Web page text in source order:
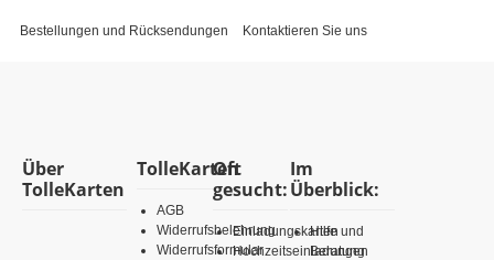
Bestellungen und Rücksendungen Kontaktieren Sie uns
Über
TolleKarten
TolleKarten
AGB
Widerrufsbelehrung
Widerrufsformular
Oft
gesucht:
Einladungskarten
Hochzeitseinladungen
Im
Überblick:
Hilfe und
Beratung